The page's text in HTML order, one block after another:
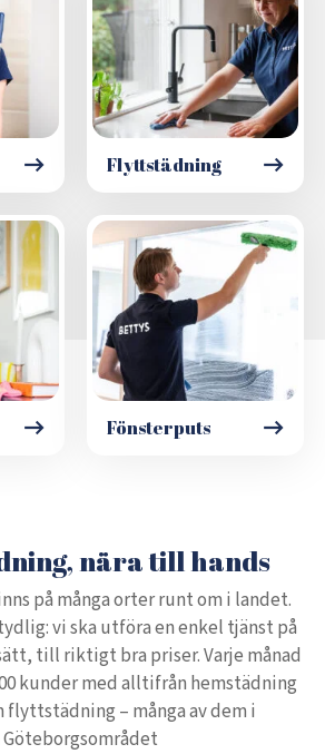
Flyttstädning
Fönsterputs
nära till hands
på många orter runt om i landet.
vi ska utföra en enkel tjänst på
till riktigt bra priser. Varje månad
kunder med alltifrån hemstädning
– många av dem i